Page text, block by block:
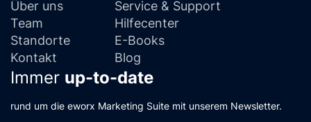
Über uns
Team
Standorte
Kontakt
Service & Support
Hilfecenter
E-Books
Blog
Immer up-to-date
rund um die eworx Marketing Suite mit unserem Newsletter.